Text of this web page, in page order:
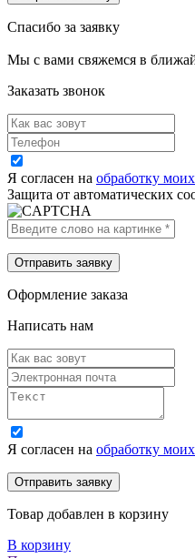
Спасибо за заявку
Мы с вами свяжемся в
Заказать звонок
Я согласен на обработку
Защита от автоматических
Оформление заказа
Написать нам
Я согласен на обработку
Товар добавлен в корзину
В корзину